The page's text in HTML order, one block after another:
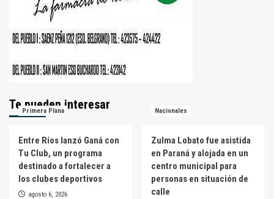
Te pueden interesar
Primera Plana
Entre Ríos lanzó Ganá con
Tu Club, un programa
destinado a fortalecer a
los clubes deportivos
agosto 6, 2026
Nacionales
Zulma Lobato fue asistida
en Paraná y alojada en un
centro municipal para
personas en situación de
calle